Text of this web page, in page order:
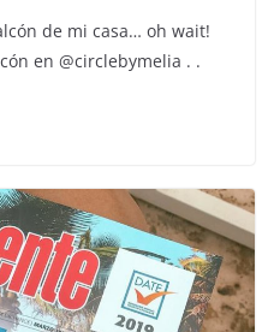
de mi casa… oh wait!
en @circlebymelia . .